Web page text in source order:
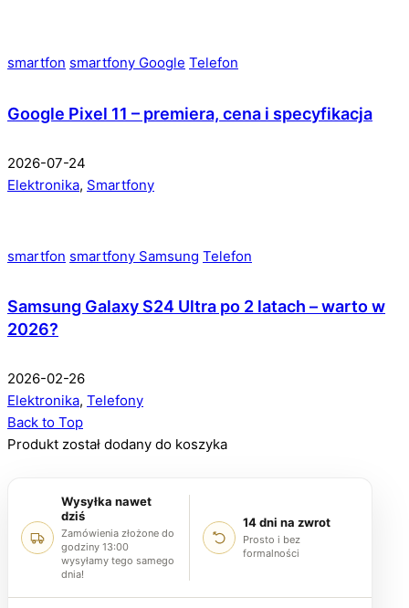
smartfon smartfony Google Telefon
Google Pixel 11 – premiera, cena i specyfikacja
2026-07-24
Elektronika, Smartfony
smartfon smartfony Samsung Telefon
Samsung Galaxy S24 Ultra po 2 latach – warto w
2026?
2026-02-26
Elektronika, Telefony
Back to Top
Produkt został dodany do koszyka
Wysyłka nawet
dziś
Zamówienia złożone do
godziny 13:00
wysyłamy tego samego
dnia!
14 dni na zwrot
Prosto i bez
formalności